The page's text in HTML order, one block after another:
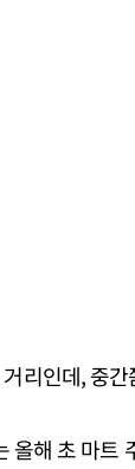
리인데, 중
올해 초 마트